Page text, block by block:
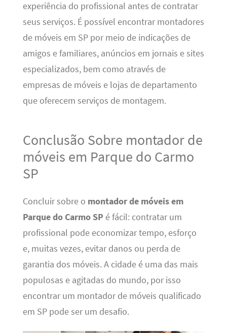
experiência do profissional antes de contratar
seus serviços. É possível encontrar montadores
de móveis em SP por meio de indicações de
amigos e familiares, anúncios em jornais e sites
especializados, bem como através de
empresas de móveis e lojas de departamento
que oferecem serviços de montagem.
Conclusão Sobre montador de
móveis em Parque do Carmo
SP
Concluir sobre o montador de móveis em
Parque do Carmo SP é fácil: contratar um
profissional pode economizar tempo, esforço
e, muitas vezes, evitar danos ou perda de
garantia dos móveis. A cidade é uma das mais
populosas e agitadas do mundo, por isso
encontrar um montador de móveis qualificado
em SP pode ser um desafio.